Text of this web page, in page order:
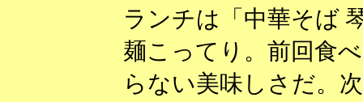
ランチは「中華そば
麺こってり。前回食
らない美味しさだ。